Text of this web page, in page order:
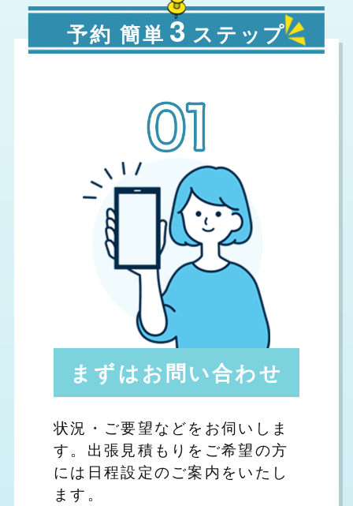
予約 簡単 3 ステップ
まずはお問い合わせ
状況・ご要望などをお伺いしま
す。出張見積もりをご希望の方
には日程設定のご案内をいたし
ます。